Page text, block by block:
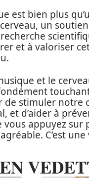
est bien plus
un
et à valoriser
et le
de stimuler notre
et d’aider à
appuyez sur
C’est